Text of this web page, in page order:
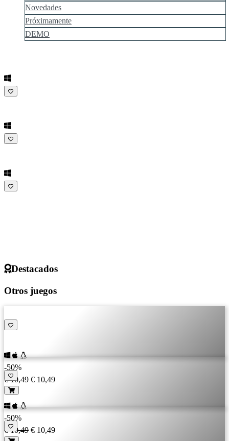
Novedades
Próximamente
DEMO
Destacados
Otros juegos
-50%
€ 10,49 € 10,49
-50%
€ 10,49 € 10,49